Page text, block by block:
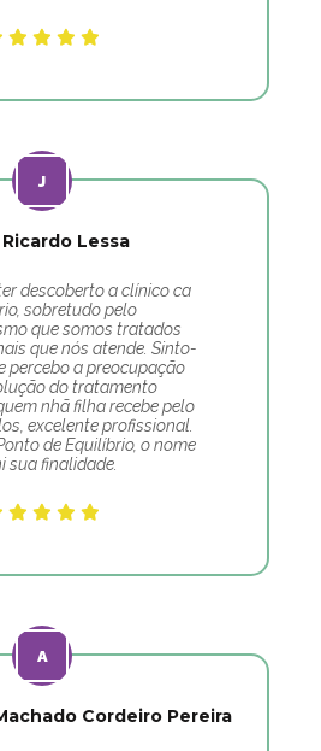
Lessa
descoberto a clínico ca
sobretudo pelo
que somos tratados
que nós atende. Sinto-
percebo a preocupação
do tratamento
nhã filha recebe pelo
excelente profissional.
de Equilíbrio, o nome
sua finalidade.
Cordeiro Pereira